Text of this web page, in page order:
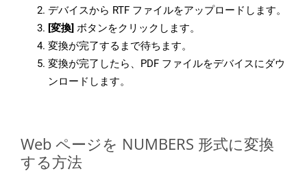
デバイスから RTF ファイルをアップロードします。
[変換] ボタンをクリックします。
変換が完了するまで待ちます。
変換が完了したら、PDF ファイルをデバイスにダウ
ンロードします。
Web ページを NUMBERS 形式に変換
する方法